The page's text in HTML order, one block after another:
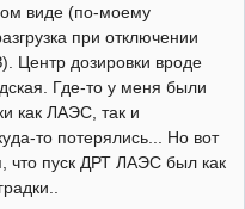
виде (по-моему
при отключении
Центр дозировки вроде
Где-то у меня были
как ЛАЭС, так и
то потерялись... Но вот
что пуск ДРТ ЛАЭС был как